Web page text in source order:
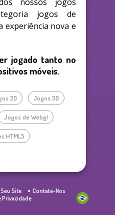
jogos de
experiência nova e
jogado tanto no
móveis.
2D Jogos 3D
Jogos de Webgl
HTML5
Site
Contate-Nos
Privacidade